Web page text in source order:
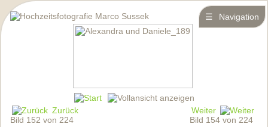
☰ Navigation
Zurück
Bild 152 von 224
Weiter
Bild 154 von 224